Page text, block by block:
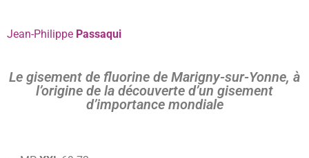
Jean-Philippe Passaqui
Le gisement de fluorine de Marigny-sur-Yonne, à
l’origine de la découverte d’un gisement
d’importance mondiale